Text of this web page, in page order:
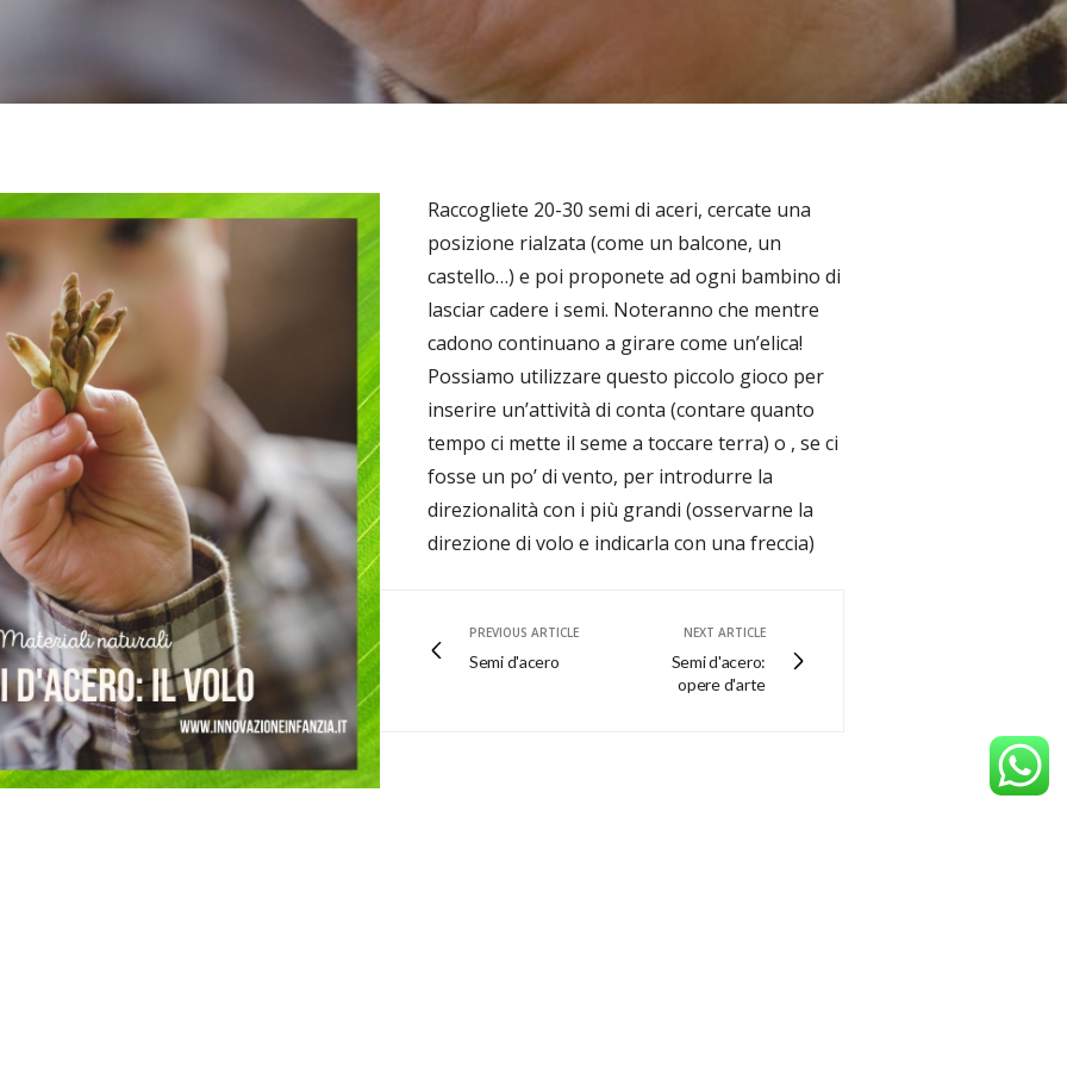
Raccogliete 20-30 semi di aceri, cercate una
posizione rialzata (come un balcone, un
castello…) e poi proponete ad ogni bambino di
lasciar cadere i semi. Noteranno che mentre
cadono continuano a girare come un’elica!
Possiamo utilizzare questo piccolo gioco per
inserire un’attività di conta (contare quanto
tempo ci mette il seme a toccare terra) o , se ci
fosse un po’ di vento, per introdurre la
direzionalità con i più grandi (osservarne la
direzione di volo e indicarla con una freccia)
PREVIOUS ARTICLE
Semi d'acero
NEXT ARTICLE
Semi d'acero:
opere d'arte